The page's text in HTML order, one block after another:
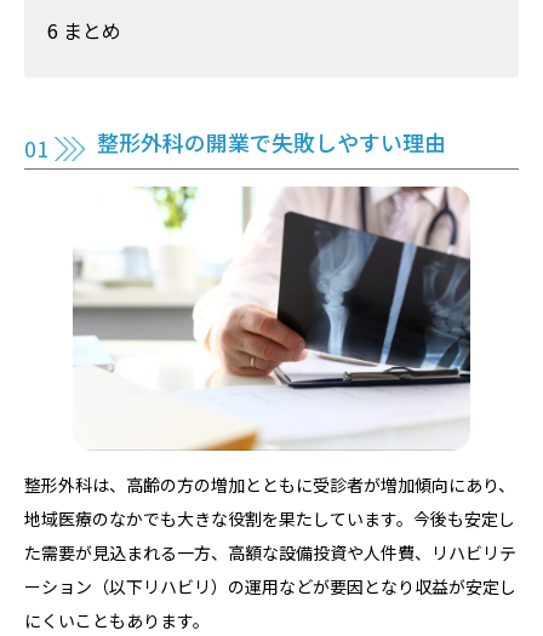
6 まとめ
整形外科の開業で失敗しやすい理由
整形外科は、高齢の方の増加とともに受診者が増加傾向にあり、
地域医療のなかでも大きな役割を果たしています。今後も安定し
た需要が見込まれる一方、高額な設備投資や人件費、リハビリテ
ーション（以下リハビリ）の運用などが要因となり収益が安定し
にくいこともあります。